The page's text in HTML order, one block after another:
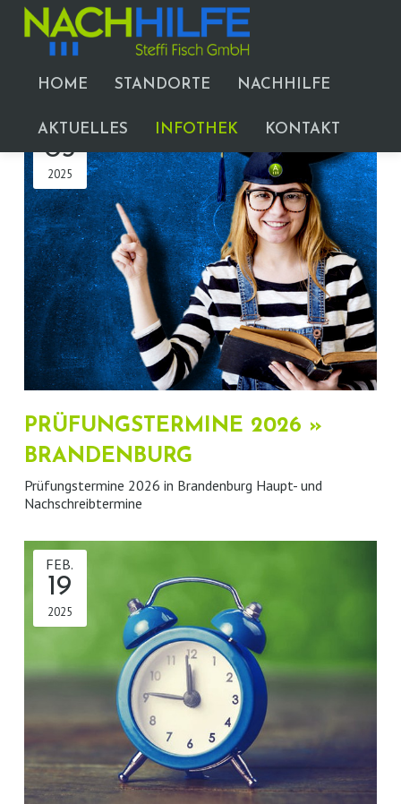
HOME STANDORTE NACHHILFE
AKTUELLES INFOTHEK KONTAKT
KATEGORIE » "TIPPS UND
TERMINE"
PRÜFUNGSTERMINE 2026 »
BRANDENBURG
DEZ.
03
2025
Prüfungstermine 2026 in Brandenburg Haupt- und
Nachschreibtermine
FEB.
19
2025